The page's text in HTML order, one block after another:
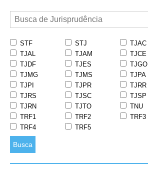
STF STJ
TJAC
TJAL
TJAM
TJCE
TJDF
TJES
TJGO
TJMG
TJMS
TJPA
TJPI
TJPR
TJRR
TJRS
TJSC
TJSP
TJRN
TJTO
TNU
TRF1
TRF2
TRF3
TRF4
TRF5
Busca